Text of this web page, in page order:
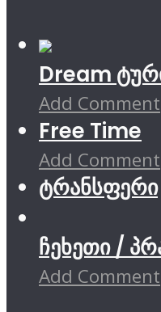
Dream
Add Comment
Free Time
Add Comment
ტრანსფერი
ჩეხეთი /
Add Comment